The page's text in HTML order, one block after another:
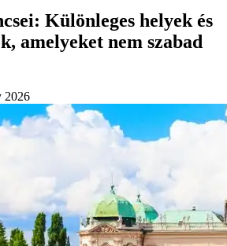
Különleges helyek és
amelyeket nem szabad
2026